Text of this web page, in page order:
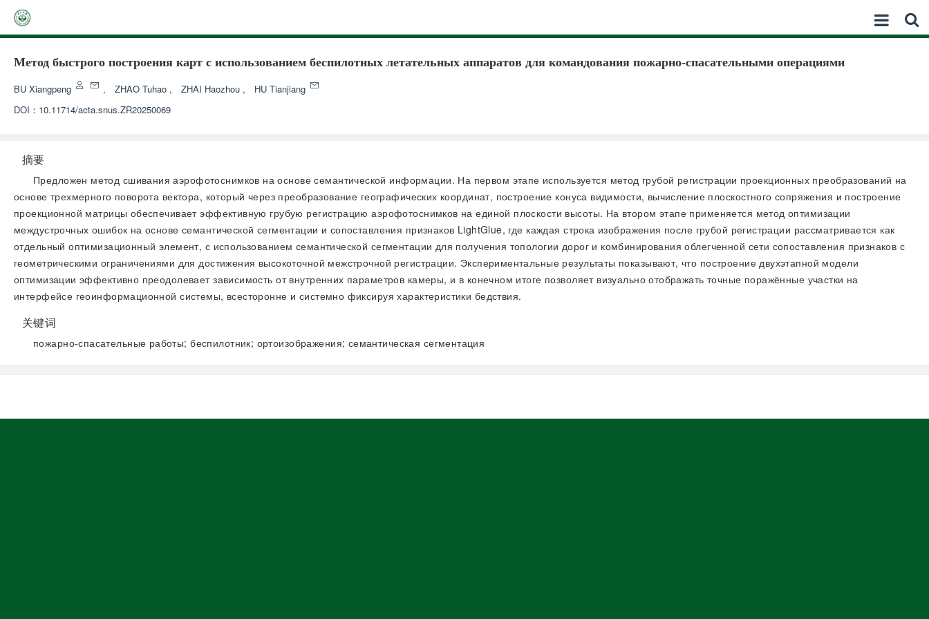
Метод быстрого построения карт с использованием беспилотных летательных аппаратов для командования пожарно-спасательными операциями
BU Xiangpeng , ZHAO Tuhao , ZHAI Haozhou ,
HU Tianjiang
DOI： 10.11714/acta.snus.ZR20250069
摘要
Предложен метод сшивания аэрофотоснимков на основе семантической информации. На первом этапе используется метод грубой регистрации проекционных преобразований на
основе трехмерного поворота вектора, который через преобразование географических координат, построение конуса видимости, вычисление плоскостного сопряжения и построение
проекционной матрицы обеспечивает эффективную грубую регистрацию аэрофотоснимков на единой плоскости высоты. На втором этапе применяется метод оптимизации
междустрочных ошибок на основе семантической сегментации и сопоставления признаков LightGlue, где каждая строка изображения после грубой регистрации рассматривается как
отдельный оптимизационный элемент, с использованием семантической сегментации для получения топологии дорог и комбинирования облегченной сети сопоставления признаков с
геометрическими ограничениями для достижения высокоточной межстрочной регистрации. Экспериментальные результаты показывают, что построение двухэтапной модели
оптимизации эффективно преодолевает зависимость от внутренних параметров камеры, и в конечном итоге позволяет визуально отображать точные поражённые участки на
интерфейсе геоинформационной системы, всесторонне и системно фиксируя характеристики бедствия.
关键词
пожарно-спасательные работы; беспилотник; ортоизображения; семантическая сегментация